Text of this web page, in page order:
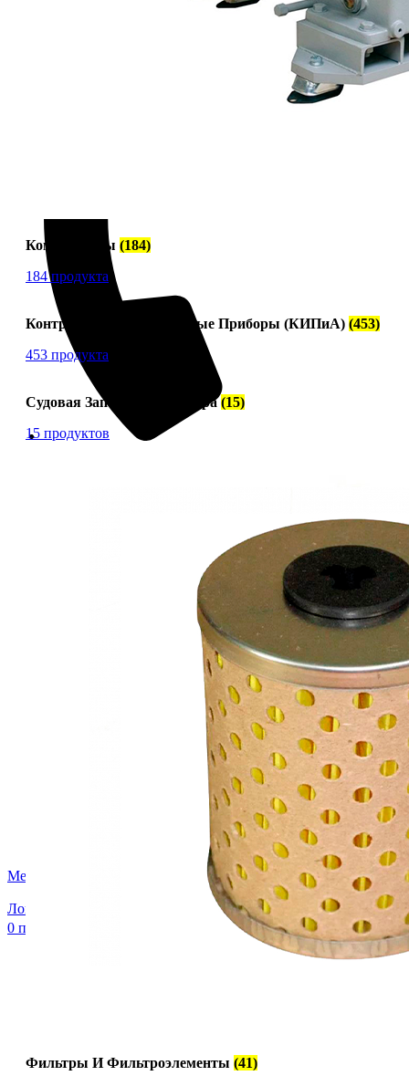
Меню
Логин / Регистрация
0 пунктов
Компрессоры (184)
184 продукта
Контрольно-Измерительные Приборы (КИПиА) (453)
453 продукта
Судовая Запорная Арматура(15)
15 продуктов
Фильтры И Фильтроэлементы (41)